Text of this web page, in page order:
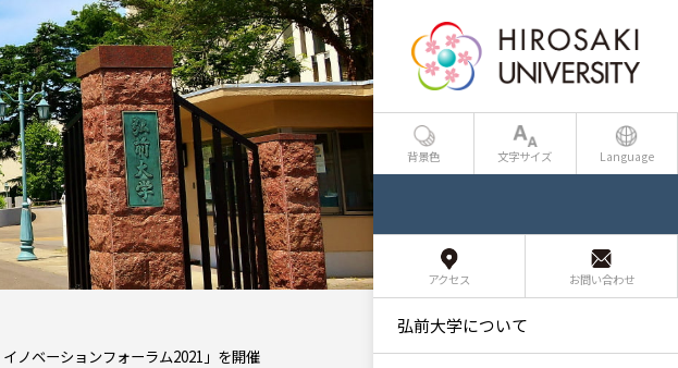
ノベーションフォーラム2021」を開催
背景色 文字サイズ Language
アクセス お問い合わせ
弘前大学について